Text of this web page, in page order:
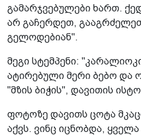
გამარჯვებულები ხართ.
არ გაჩერდეთ, გააგრძელეთ
გელოდებიან".
მეგი სტემპენი:
ატირებული მერი ბებო და
"მზის ბიჭის", დავითის
ფოტოზე დავითს ცოტა
აქვს. ვინც იცნობდა,